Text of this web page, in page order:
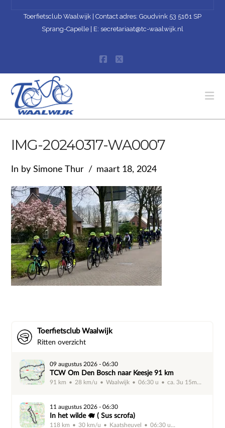
Toerfietsclub Waalwijk | Contact adres: Goudvink 53 5161 SP
Sprang-Capelle | E: secretariaat@tc-waalwijk.nl
IMG-20240317-WA0007
In by Simone Thur maart 18, 2024